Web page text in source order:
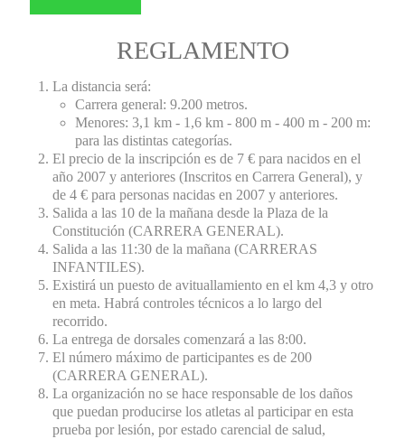
REGLAMENTO
La distancia será:
Carrera general: 9.200 metros.
Menores: 3,1 km - 1,6 km - 800 m - 400 m - 200 m:
para las distintas categorías.
El precio de la inscripción es de 7 € para nacidos en el
año 2007 y anteriores (Inscritos en Carrera General), y
de 4 € para personas nacidas en 2007 y anteriores.
Salida a las 10 de la mañana desde la Plaza de la
Constitución (CARRERA GENERAL).
Salida a las 11:30 de la mañana (CARRERAS
INFANTILES).
Existirá un puesto de avituallamiento en el km 4,3 y otro
en meta. Habrá controles técnicos a lo largo del
recorrido.
La entrega de dorsales comenzará a las 8:00.
El número máximo de participantes es de 200
(CARRERA GENERAL).
La organización no se hace responsable de los daños
que puedan producirse los atletas al participar en esta
prueba por lesión, por estado carencial de salud,